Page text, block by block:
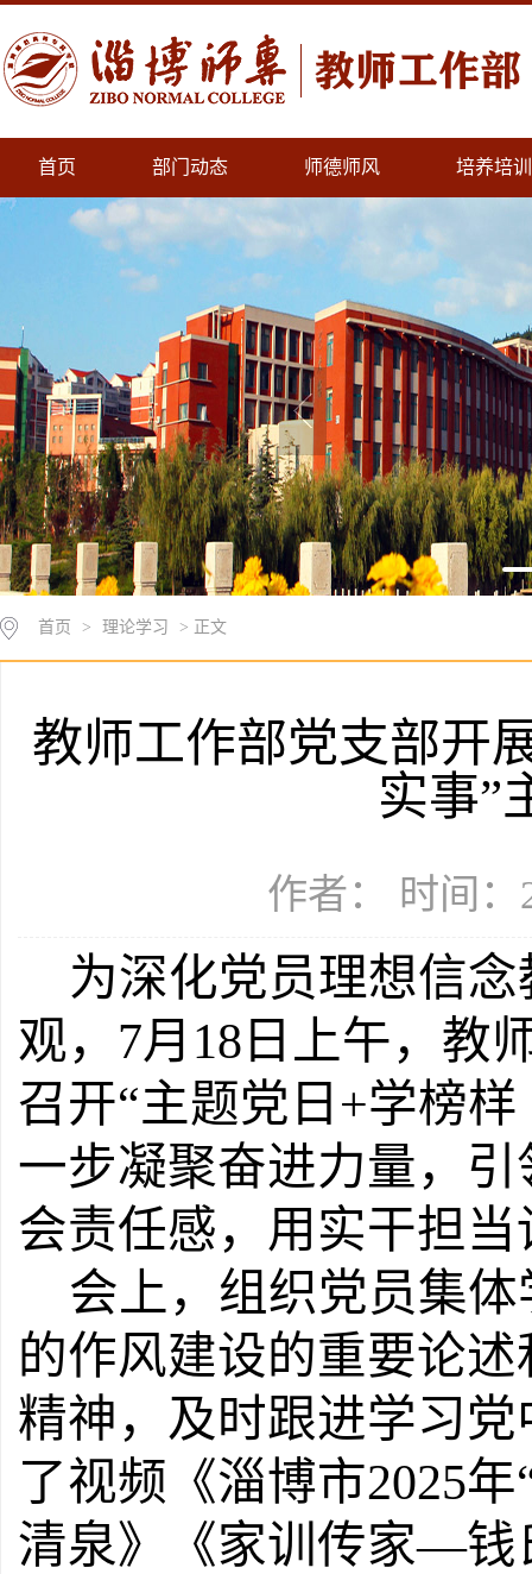
首页 部门动态 师德师风 培养培训
首页 > 理论学习 > 正文
教师工作部党支部开
实事”
作者： 时间：
为深化党员理想信
观， 7月18 日 上午， 教
召开“主题党日 +学榜
一步凝聚奋进力量，
会责任感， 用实干担
会上，组织党员集
的作风建设的重要论
精神，及时跟进学习
了视频《淄博市2025
清泉》《家训传家—钱